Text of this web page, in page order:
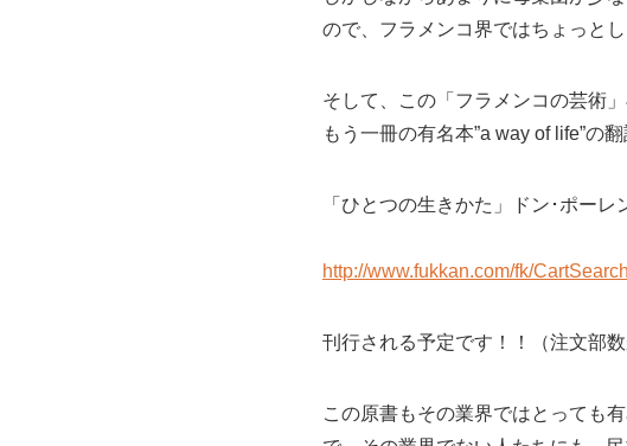
ので、フラメンコ界ではちょっとし
そして、この「フラメンコの芸術
もう一冊の有名本”a way of life”の
「ひとつの生きかた」ドン･ポー
http://www.fukkan.com/fk/
刊行される予定です！！（注文部
この原書もその業界ではとっても